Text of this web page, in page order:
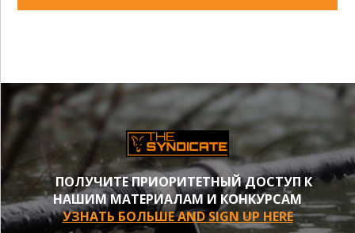
ПОЛУЧИТЕ ПРИОРИТЕТНЫЙ ДОСТУП К
НАШИМ МАТЕРИАЛАМ И КОНКУРСАМ
УЗНАТЬ БОЛЬШЕ AND SIGN UP HERE